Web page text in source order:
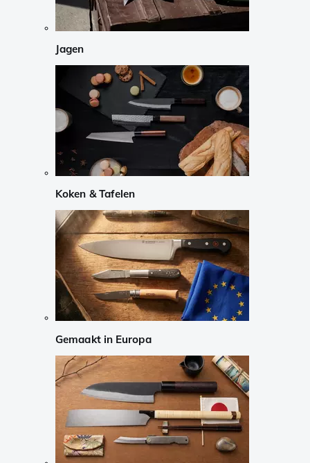
Jagen
Koken & Tafelen
Gemaakt in Europa